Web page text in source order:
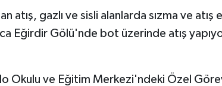
atış, gazlı ve sisli alanlarda sızma ve atış
Eğirdir Gölü'nde bot üzerinde atış
Okulu ve Eğitim Merkezi'ndeki Özel